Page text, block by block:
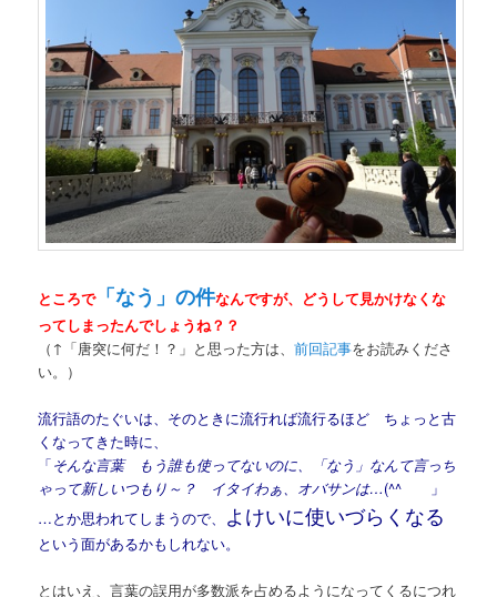
ところで「なう」の件なんですが、どうして見かけなくな
ってしまったんでしょうね？？
（↑「唐突に何だ！？」と思った方は、前回記事をお読みくださ
い。）
流行語のたぐいは、そのときに流行れば流行るほど ちょっと古
くなってきた時に、
「そんな言葉 もう誰も使ってないのに、「なう」なんて言っち
ゃって新しいつもり～？ イタイわぁ、オバサンは…(^^ゞ 」
…とか思われてしまうので、
よけいに使いづらくなる
という面があるかもしれない。
とはいえ、言葉の誤用が多数派を占めるようになってくるにつれ